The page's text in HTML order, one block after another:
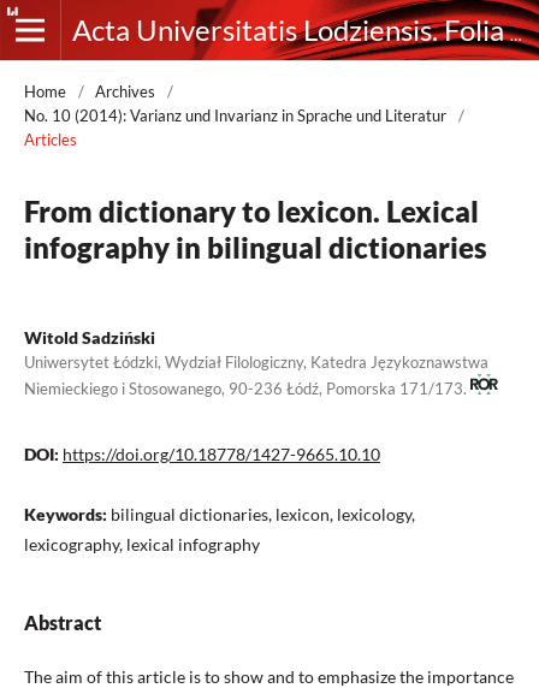
Acta Universitatis Lodziensis. Folia Germanica
Home / Archives
/
No. 10 (2014): Varianz und Invarianz in Sprache und Literatur
/
Articles
From dictionary to lexicon. Lexical
infography in bilingual dictionaries
Witold Sadziński
Uniwersytet Łódzki, Wydział Filologiczny, Katedra Językoznawstwa
Niemieckiego i Stosowanego, 90-­236 Łódź, Pomorska 171/173.
DOI: https://doi.org/10.18778/1427-9665.10.10
Keywords: bilingual dictionaries, lexicon, lexicology,
lexicography, lexical infography
Abstract
The aim of this article is to show and to emphasize the importance